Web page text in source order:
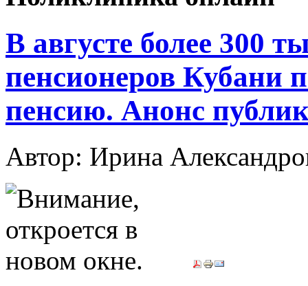
В августе более 300
пенсионеров Кубани
пенсию. Анонс
Автор: Ирина